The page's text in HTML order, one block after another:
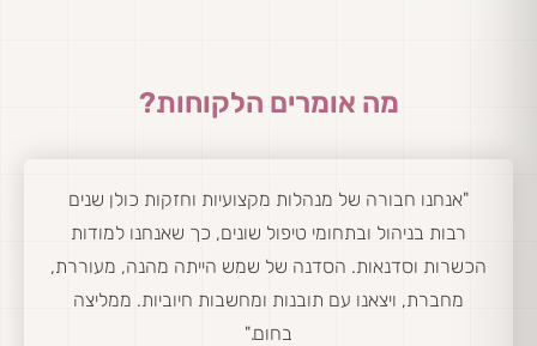
מה אומרים הלקוחות?
"אנחנו חבורה של מנהלות מקצועיות וחזקות כולן שנים
רבות בניהול ובתחומי טיפול שונים, כך שאנחנו למודות
הכשרות וסדנאות. הסדנה של שמש הייתה מהנה, מעוררת,
מחברת, ויצאנו עם תובנות ומחשבות חיוביות. ממליצה
בחום."